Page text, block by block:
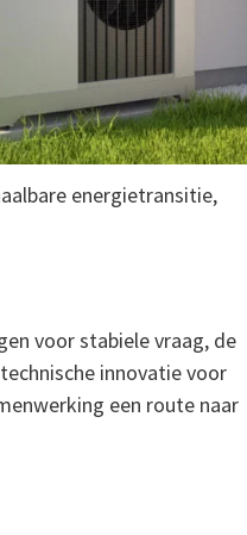
energietransitie,
voor stabiele vraag, de
innovatie voor
een route naar